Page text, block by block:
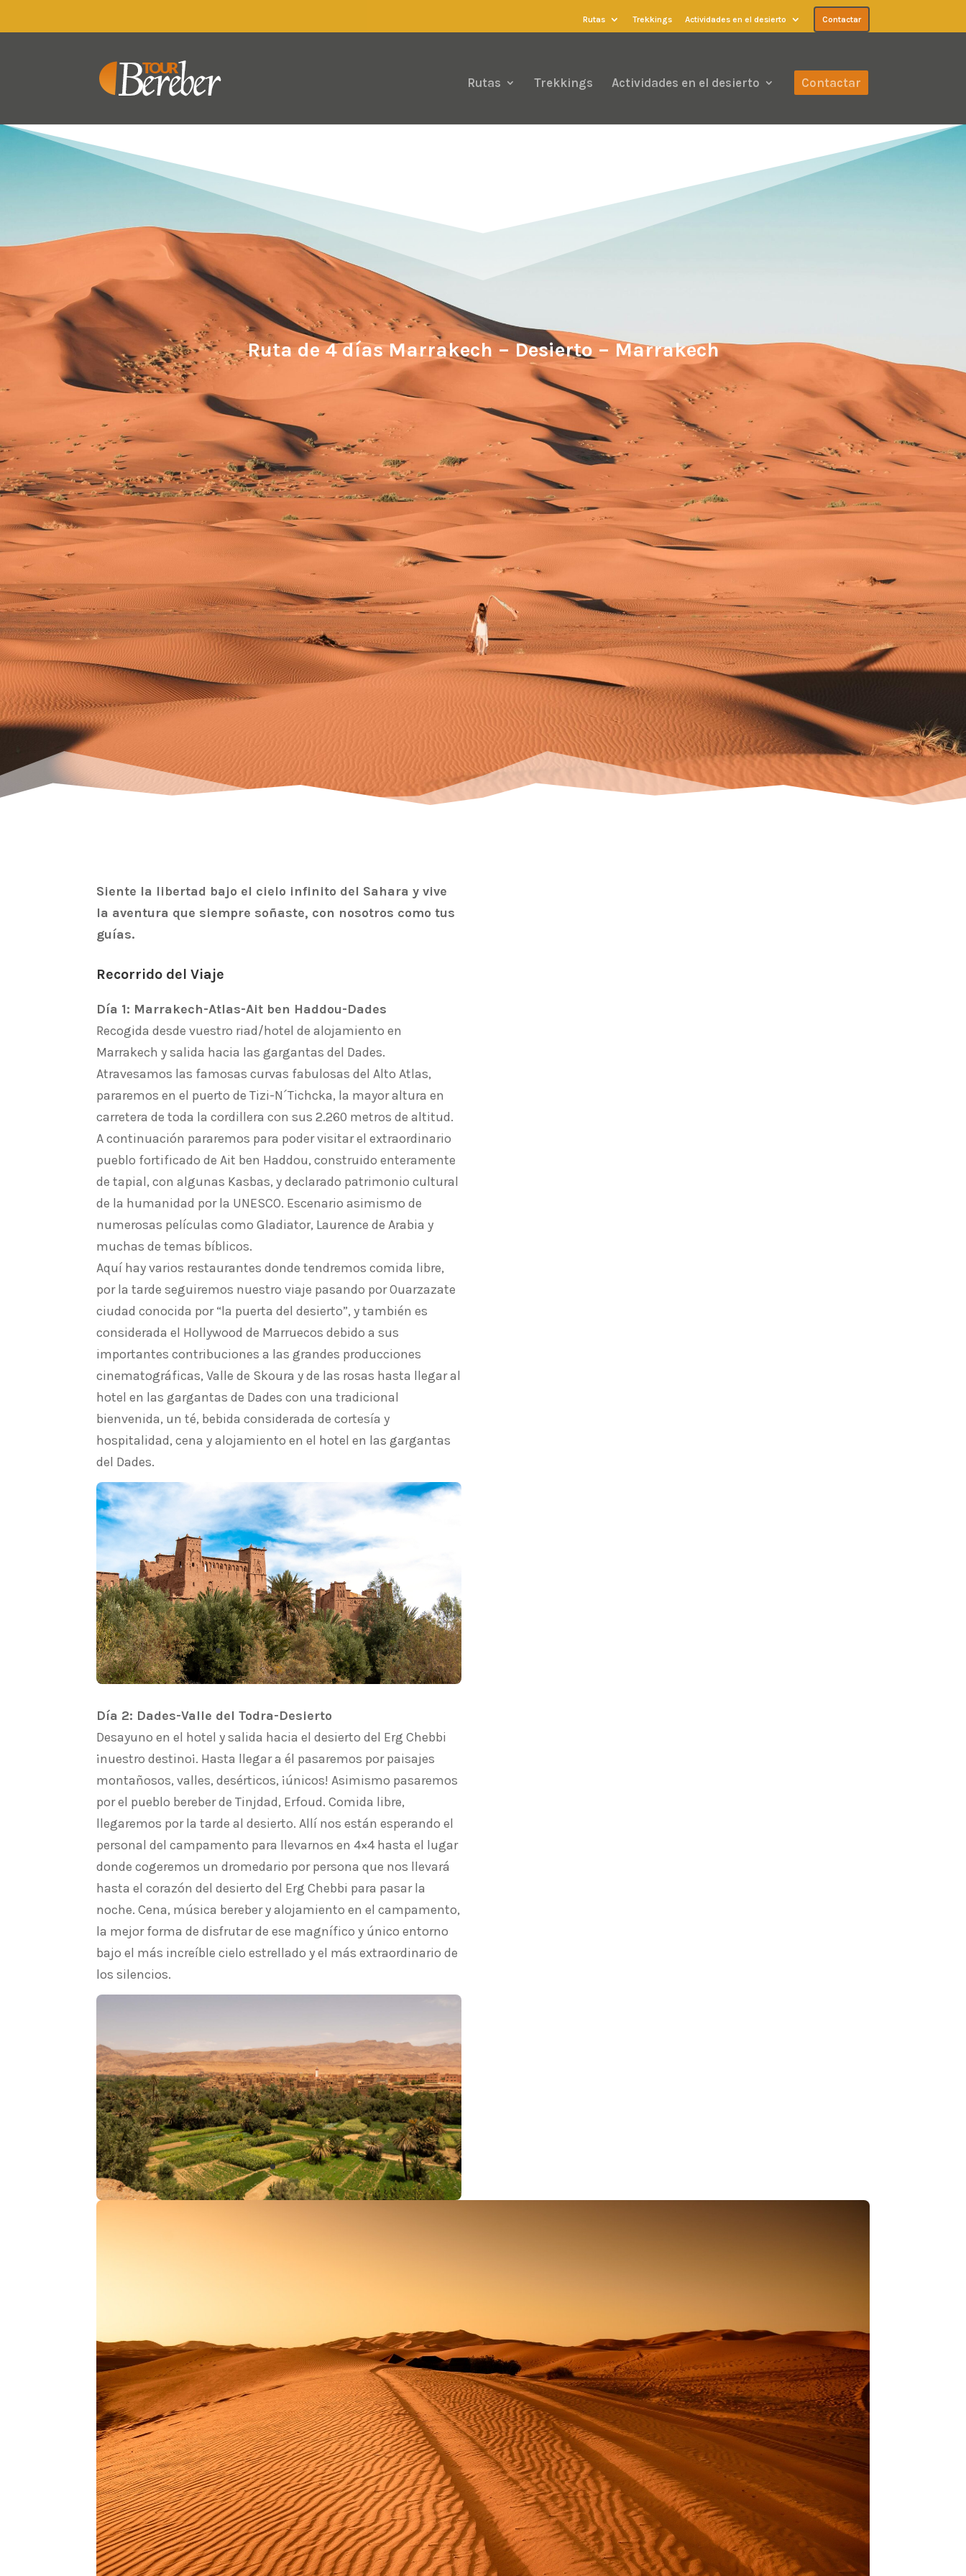
Rutas Trekkings Actividades en el desierto Contactar
Rutas Trekkings Actividades en el desierto Contactar
Ruta de 4 días Marrakech – Desierto – Marrakech
Siente la libertad bajo el cielo infinito del Sahara y vive
la aventura que siempre soñaste, con nosotros como tus
guías.
Recorrido del Viaje
Día 1: Marrakech-Atlas-Ait ben Haddou-Dades
Recogida desde vuestro riad/hotel de alojamiento en
Marrakech y salida hacia las gargantas del Dades.
Atravesamos las famosas curvas fabulosas del Alto Atlas,
pararemos en el puerto de Tizi-N´Tichcka, la mayor altura en
carretera de toda la cordillera con sus 2.260 metros de altitud.
A continuación pararemos para poder visitar el extraordinario
pueblo fortificado de Ait ben Haddou, construido enteramente
de tapial, con algunas Kasbas, y declarado patrimonio cultural
de la humanidad por la UNESCO. Escenario asimismo de
numerosas películas como Gladiator, Laurence de Arabia y
muchas de temas bíblicos.
Aquí hay varios restaurantes donde tendremos comida libre,
por la tarde seguiremos nuestro viaje pasando por Ouarzazate
ciudad conocida por “la puerta del desierto”, y también es
considerada el Hollywood de Marruecos debido a sus
importantes contribuciones a las grandes producciones
cinematográficas, Valle de Skoura y de las rosas hasta llegar al
hotel en las gargantas de Dades con una tradicional
bienvenida, un té, bebida considerada de cortesía y
hospitalidad, cena y alojamiento en el hotel en las gargantas
del Dades.
Día 2: Dades-Valle del Todra-Desierto
Desayuno en el hotel y salida hacia el desierto del Erg Chebbi
¡nuestro destino¡. Hasta llegar a él pasaremos por paisajes
montañosos, valles, desérticos, ¡únicos! Asimismo pasaremos
por el pueblo bereber de Tinjdad, Erfoud. Comida libre,
llegaremos por la tarde al desierto. Allí nos están esperando el
personal del campamento para llevarnos en 4×4 hasta el lugar
donde cogeremos un dromedario por persona que nos llevará
hasta el corazón del desierto del Erg Chebbi para pasar la
noche. Cena, música bereber y alojamiento en el campamento,
la mejor forma de disfrutar de ese magnífico y único entorno
bajo el más increíble cielo estrellado y el más extraordinario de
los silencios.